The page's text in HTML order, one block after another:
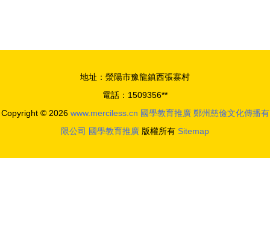
繁榮發展
地址：滎陽市豫龍鎮西張寨村
電話：1509356**
Copyright © 2026 www.merciless.cn 國學教育推廣 鄭州慈儉文化傳播有
限公司 國學教育推廣 版權所有 Sitemap